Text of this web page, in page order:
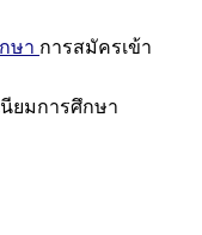
ษา การสมัครเข้า
ยมการศึกษา